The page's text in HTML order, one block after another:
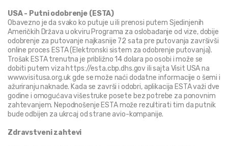
USA - Putni odobrenje (ESTA)
Obavezno je da svako ko putuje u ili prenosi putem Sjedinjenih
Američkih Država u okviru Programa za oslobađanje od vize, dobije
odobrenje za putovanje najkasnije 72 sata pre putovanja završivši
online proces ESTA (Elektronski sistem za odobrenje putovanja).
Trošak ESTA trenutna je približno 14 dolara po osobi i može se
dobiti putem viza https://esta.cbp.dhs.gov ili sajta Visit USA na
www.visitusa.org.uk gde se može naći dodatne informacije o šemi i
ažuriranju naknade. Kada se završi i odobri, aplikacija ESTA važi dve
godine i omogućava višestruke posete bez potrebe za ponovnim
zahtevanjem. Nepodnošenje ESTA može rezultirati tim da putnik
bude odbijen za ukrcaj od strane avio-kompanije.
Zdravstveni zahtevi